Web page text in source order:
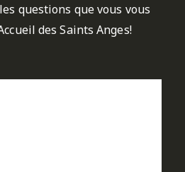
questions que vous vous
des Saints Anges!